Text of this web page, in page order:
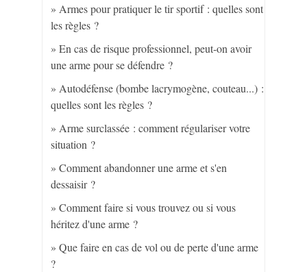
Armes pour pratiquer le tir sportif : quelles sont
les règles ?
En cas de risque professionnel, peut-on avoir
une arme pour se défendre ?
Autodéfense (bombe lacrymogène, couteau...) :
quelles sont les règles ?
Arme surclassée : comment régulariser votre
situation ?
Comment abandonner une arme et s'en
dessaisir ?
Comment faire si vous trouvez ou si vous
héritez d'une arme ?
Que faire en cas de vol ou de perte d'une arme
?